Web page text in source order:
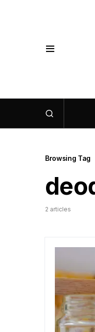
Browsing Tag
2 articles